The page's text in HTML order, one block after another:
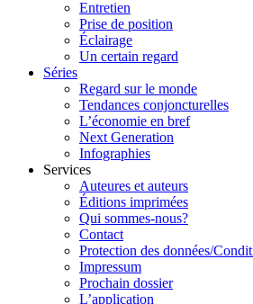
Entretien
Prise de position
Éclairage
Un certain regard
Séries
Regard sur le monde
Tendances conjoncturelles
L’économie en bref
Next Generation
Infographies
Services
Auteures et auteurs
Éditions imprimées
Qui sommes-nous?
Contact
Protection des données/
Impressum
Prochain dossier
L’application